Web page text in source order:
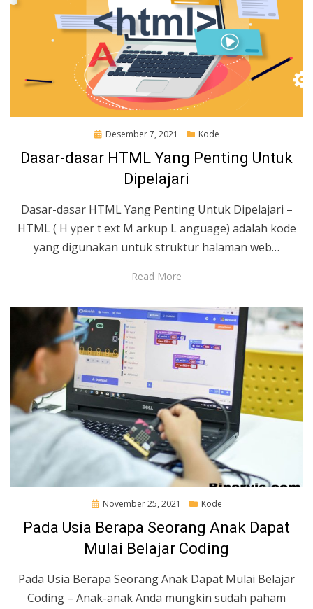
PostedDesember 7, 2021 Kode
Dasar-dasar HTML Yang Penting Untuk
Dipelajari
Dasar-dasar HTML Yang Penting Untuk Dipelajari –
HTML ( H yper t ext M arkup L anguage) adalah kode
yang digunakan untuk struktur halaman web…
Read More
Posted
November 25, 2021 Kode
Pada Usia Berapa Seorang Anak Dapat
Mulai Belajar Coding
Pada Usia Berapa Seorang Anak Dapat Mulai Belajar
Coding – Anak-anak Anda mungkin sudah paham